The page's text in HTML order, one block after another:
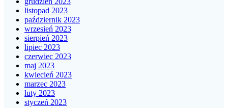
listopad 2023
październik 2023
wrzesień 2023
sierpień 2023
lipiec 2023
czerwiec 2023
maj 2023
kwiecień 2023
marzec 2023
luty 2023
styczeń 2023